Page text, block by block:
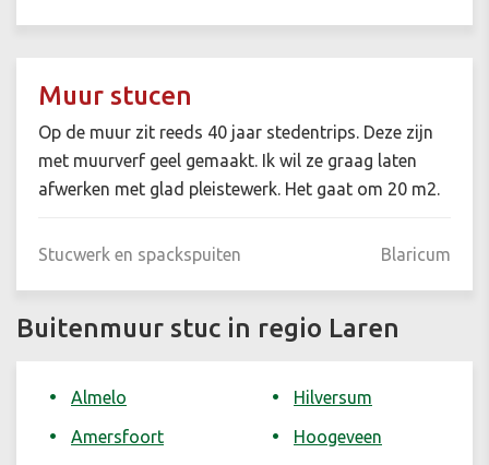
Muur stucen
Op de muur zit reeds 40 jaar stedentrips. Deze zijn
met muurverf geel gemaakt. Ik wil ze graag laten
afwerken met glad pleistewerk. Het gaat om 20 m2.
Stucwerk en spackspuiten Blaricum
Buitenmuur stuc in regio Laren
Almelo
Amersfoort
Hilversum
Hoogeveen